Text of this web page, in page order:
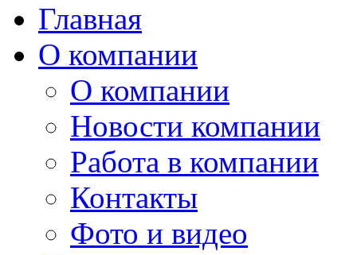
Главная
О компании
О компании
Новости компании
Работа в компании
Контакты
Фото и видео